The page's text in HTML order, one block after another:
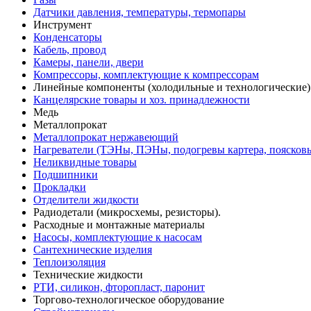
Датчики давления, температуры, термопары
Инструмент
Конденсаторы
Кабель, провод
Камеры, панели, двери
Компрессоры, комплектующие к компрессорам
Линейные компоненты (холодильные и технологические)
Канцелярские товары и хоз. принадлежности
Медь
Металлопрокат
Металлопрокат нержавеющий
Нагреватели (ТЭНы, ПЭНы, подогревы картера,
Неликвидные товары
Подшипники
Прокладки
Отделители жидкости
Радиодетали (микросхемы, резисторы).
Расходные и монтажные материалы
Насосы, комплектующие к насосам
Сантехнические изделия
Теплоизоляция
Технические жидкости
РТИ, силикон, фторопласт, паронит
Торгово-технологическое оборудование